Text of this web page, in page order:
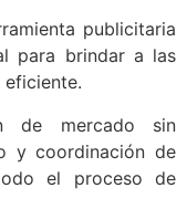
publicitaria
para brindar a las
eficiente.
de mercado sin
y coordinación de
el proceso de